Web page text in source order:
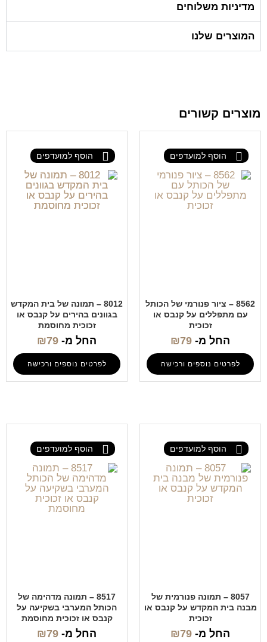
מדיניות משלוחים
המוצרים שלנו
מוצרים קשורים
הוסף למועדפים
8562 – ציור פנורמי של הכותל
עם מתפללים על קנבס או
זכוכית
החל מ- ₪79
לפרטים נוספים ורכישה
הוסף למועדפים
8012 – תמונה של בית המקדש
בגוונים בהירים על קנבס או
זכוכית מחוסמת
החל מ- ₪79
לפרטים נוספים ורכישה
הוסף למועדפים
8057 – תמונה פנורמית של
מבנה בית המקדש על קנבס או
זכוכית
החל מ- ₪79
הוסף למועדפים
8517 – תמונה מדהימה של
הכותל המערבי בשקיעה על
קנבס או זכוכית מחוסמת
החל מ- ₪79